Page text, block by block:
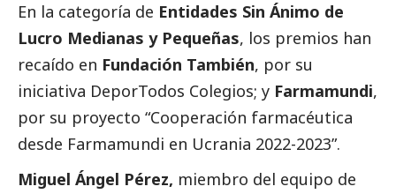
En la categoría de Entidades Sin Ánimo de
Lucro Medianas y Pequeñas, los premios han
recaído en Fundación También, por su
iniciativa DeporTodos Colegios; y Farmamundi,
por su proyecto “Cooperación farmacéutica
desde Farmamundi en Ucrania 2022-2023”.
Miguel Ángel Pérez, miembro del equipo de